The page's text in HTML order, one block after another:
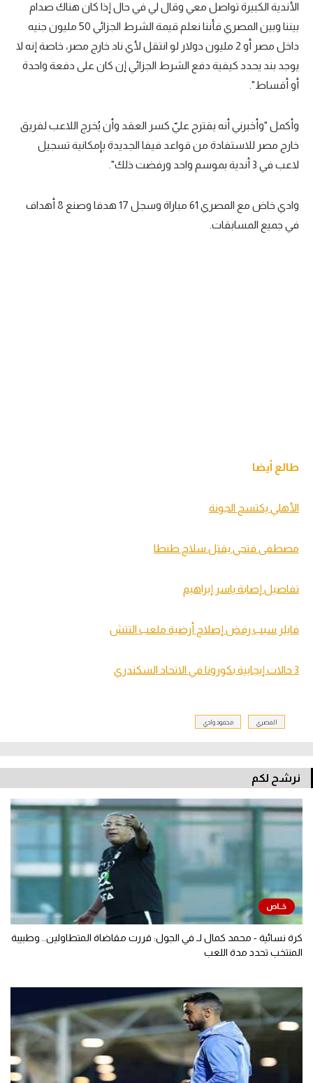
الأندية الكبيرة تواصل معي وقال لي في حال إذا كان هناك صدام
بيننا وبين المصري فأننا نعلم قيمة الشرط الجزائي 50 مليون جنيه
داخل مصر أو 2 مليون دولار لو انتقل لأي ناد خارج مصر، خاصة إنه لا
يوجد بند يحدد كيفية دفع الشرط الجزائي إن كان على دفعة واحدة
أو أقساط".
وأكمل "وأخبرني أنه يقترح عليّ كسر العقد وأن يُخرج اللاعب لفريق
خارج مصر للاستفادة من قواعد فيفا الجديدة بإمكانية تسجيل
لاعب في 3 أندية بموسم واحد ورفضت ذلك".
وادي خاض مع المصري 61 مباراة وسجل 17 هدفا وصنع 8 أهداف
في جميع المسابقات.
طالع أيضا
الأهلي يكتسح الجونة
مصطفى فتحي يقتل سلاح طنطا
تفاصيل إصابة ياسر إبراهيم
فايلر سبب رفض إصلاح أرضية ملعب التتش
3 حالات إيجابية بكورونا في الاتحاد السكندري
المصري محمود وادي
نرشح لكم
كرة نسائية - محمد كمال لـ في الجول: قررت مقاضاة المتطاولين.. وطبيبة
المنتخب تحدد مدة اللعب